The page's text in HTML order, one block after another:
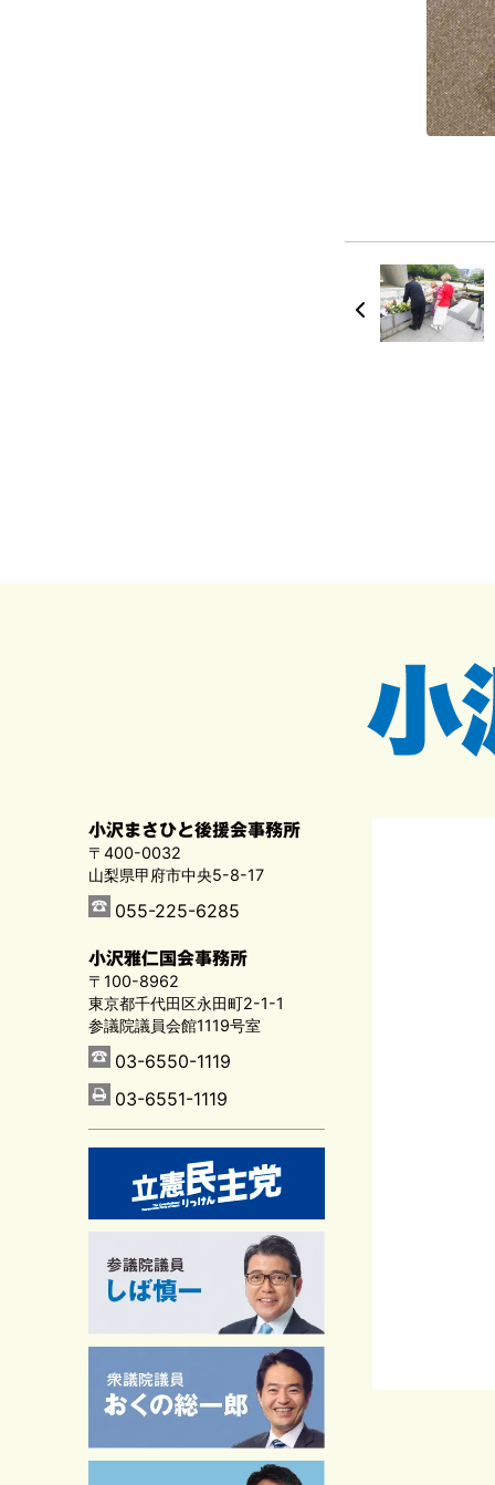
小沢まさひと後援会事務所
〒400-0032
山梨県甲府市中央5-8-17
055-225-6285
小沢雅仁国会事務所
〒100-8962
東京都千代田区永田町2-1-1
参議院議員会館1119号室
03-6550-1119
03-6551-1119